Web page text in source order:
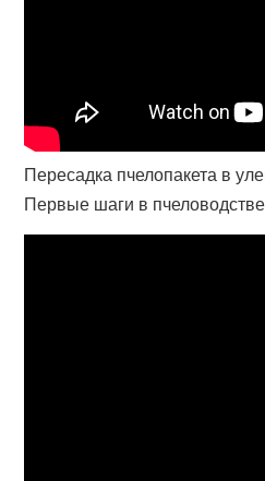
Пересадка пчелопакета в
Первые шаги в